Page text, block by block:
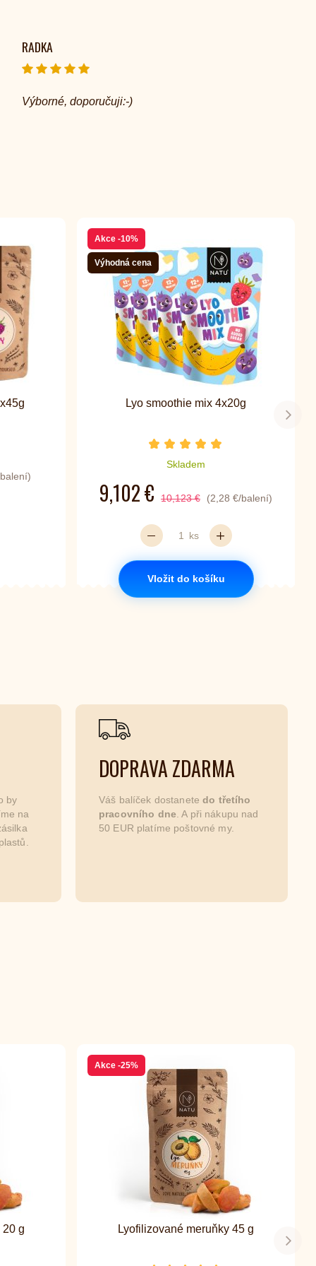
RADKA
Výborné, doporučuji:-)
Akce -10%
Výhodná cena
Lyo smoothie mix 4x20g
Počet hvězdiček je 5 z 5
Skladem
9,102 € 10,123 € (2,28 €/balení)
ks
Vložit do košíku
Další
by
na
DOPRAVA ZDARMA
Váš balíček dostanetedo třetího
pracovního dne . A při nákupu nad
50 EUR platíme poštovné my.
g
Akce -25%
Lyofilizované meruňky 45 g
Další